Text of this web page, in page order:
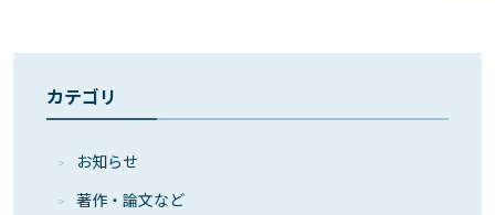
カテゴリ
お知らせ
著作・論⽂など